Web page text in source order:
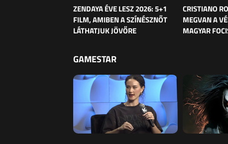
ZENDAYA ÉVE LESZ 2026: 5+1
FILM, AMIBEN A SZÍNÉSZNŐT
LÁTHATJUK JÖVŐRE
CRISTIANO
MEGVAN A
MAGYAR
GAMESTAR